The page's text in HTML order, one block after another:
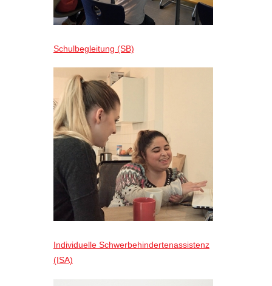
Schulbegleitung (SB)
Individuelle Schwerbehindertenassistenz
(ISA)